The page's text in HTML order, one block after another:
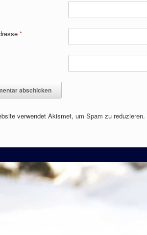
*
verwendet Akismet, um Spam zu reduzieren.